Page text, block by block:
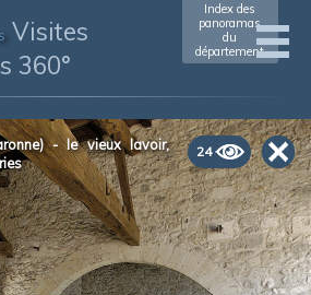
Visites
360°
Index des
panoramas
du
département
24
- le vieux lavoir,